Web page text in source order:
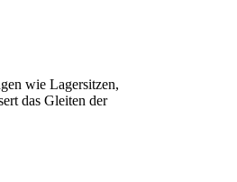
wie Lagersitzen,
das Gleiten der